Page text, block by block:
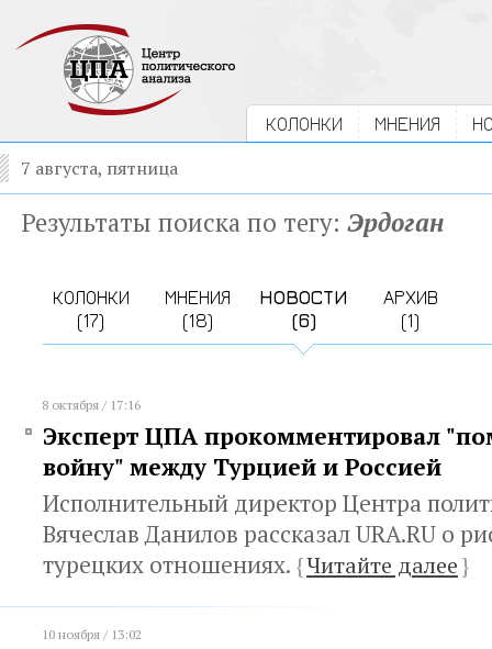
КОЛОНКИ МНЕНИЯ
7 августа, пятница
Результаты поиска по тегу: Эрдоган
КОЛОНКИ
(17)
МНЕНИЯ
(18)
НОВОСТИ
(6)
АРХИВ
(1)
8 октября / 17:16
Эксперт ЦПА прокомментировал
войну" между Турцией и Россией
Исполнительный директор Центра
Вячеслав Данилов рассказал URA.RU о
турецких отношениях. {Читайте далее}
10 ноября / 13:02